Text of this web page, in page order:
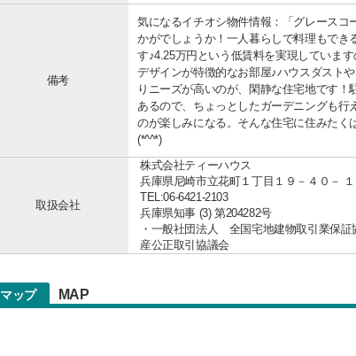
備考
気になるイチオシ物件情報：「グレース
かがでしょうか！一人暮らしで料理もで
す♪4.25万円という低賃料を実現していま
デザインが特徴的なお部屋♪ハウスダスト
りニーズが高いのが、閑静な住宅地です
あるので、ちょっとしたガーデニングも
のが楽しみになる。そんな住宅に住みた
(*^^*)
取扱会社
株式会社ティーハウス
兵庫県尼崎市立花町１丁目１９－４０－ １
TEL:06-6421-2103
兵庫県知事 (3) 第204282号
・一般社団法人 全国宅地建物取引業保
産公正取引協議会
マップ MAP